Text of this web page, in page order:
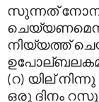
സുന്നത്
നിയ്യത്ത്
ഉപോല്
(റ) യില് നിന്നു
ഒരു ദിനം